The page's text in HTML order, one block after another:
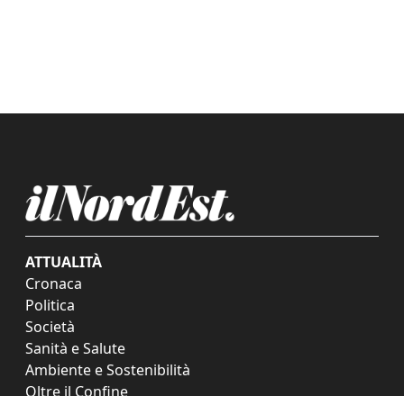
ATTUALITÀ
Cronaca
Politica
Società
Sanità e Salute
Ambiente e Sostenibilità
Oltre il Confine